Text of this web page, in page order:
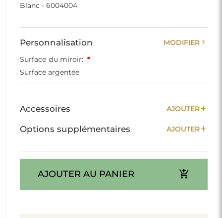
Blanc - 6004004
Personnalisation MODIFIER chevron_right
Surface du miroir: *
Surface argentée
Accessoires AJOUTERadd
Options supplémentaires AJOUTERadd
AJOUTER AU PANIER add_shopping_cart